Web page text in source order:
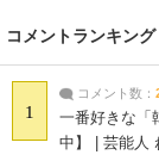
コメントランキング
1
コメント数：
一番好きな「
中】 | 芸能人